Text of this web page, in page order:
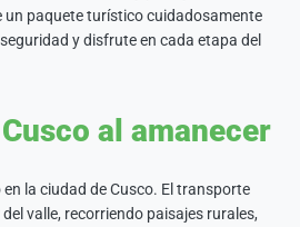
un paquete turístico cuidadosamente
y disfrute en cada etapa del
al amanecer
la ciudad de Cusco. El transporte
valle, recorriendo paisajes rurales,